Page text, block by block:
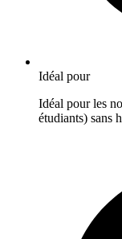
Idéal pour
Idéal pour les
étudiants) sans